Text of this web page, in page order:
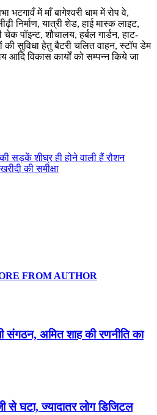
भटगावँ में माँ बागेश्वरी धाम में रोप वे,
निर्माण, यात्री शेड, हाई मास्क लाइट,
पॉइन्ट, शौचालय, हर्बल गार्डन, हाट-
की सुविधा हेतु बैटरी चलित वाहन, स्टॉप डेम
आदि विकास कार्यों को सम्पन्न किये जा
सड़कें शीघ्र ही होने वाली हैं रौशन
की समीक्षा
FROM AUTHOR
अमित शाह की रणनीति का
घटा, ज्यादातर लोग डिजिटल